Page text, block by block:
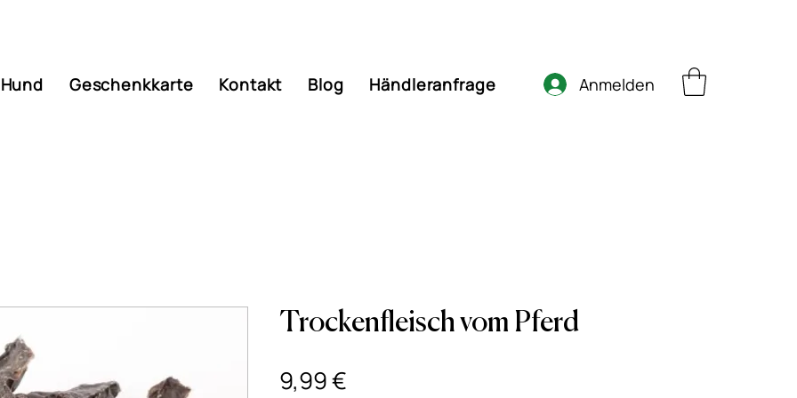
Hund Geschenkkarte Kontakt Blog Händleranfrage Anmelden
Trockenfleisch vom Pferd
9,99 €